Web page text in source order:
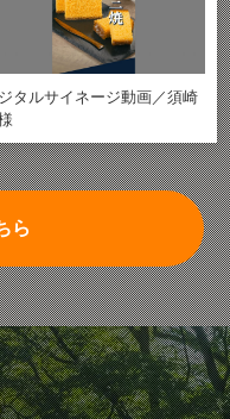
タルサイネージ動画／須崎
ら